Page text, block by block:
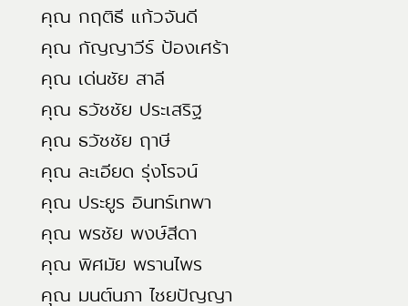
คุณ กฤติธี แก้วจันดี
คุณ กัญญาวีร์ ป้องเศร้า
คุณ เด่นชัย สาลี
คุณ ธวัชชัย ประเสริฐ
คุณ ธวัชชัย ฤาษี
คุณ ละเอียด รุ่งโรจน์
คุณ ประยูร อินทร์เทพา
คุณ พรชัย พงษ์สีดา
คุณ พิศมัย พรานไพร
คุณ มนต์นภา ไชยปัญญา